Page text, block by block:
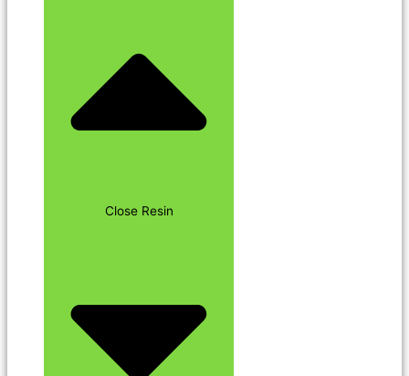
Close Resin